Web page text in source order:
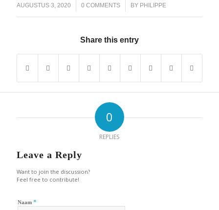
AUGUSTUS 3, 2020
/ 0 COMMENTS
/ BY PHILIPPE
Share this entry
0
REPLIES
Leave a Reply
Want to join the discussion?
Feel free to contribute!
Naam *